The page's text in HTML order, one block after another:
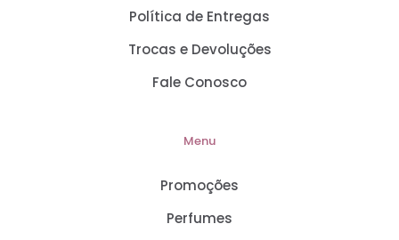
Política de Entregas
Trocas e Devoluções
Fale Conosco
Menu
Promoções
Perfumes